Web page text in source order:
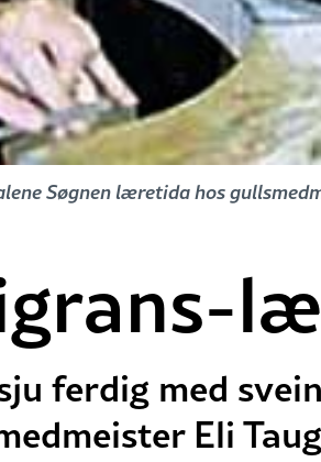
Søgnen læretida hos
ferdig med
Eli